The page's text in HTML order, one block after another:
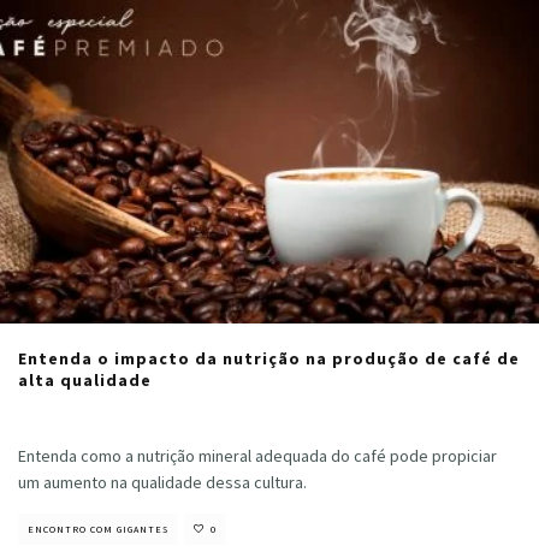
Entenda o impacto da nutrição na produção de café de
alta qualidade
Entenda como a nutrição mineral adequada do café pode propiciar
um aumento na qualidade dessa cultura.
ENCONTRO COM GIGANTES 0